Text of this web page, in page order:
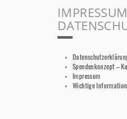
Spendenkonzept –
Impressum
Wichtige